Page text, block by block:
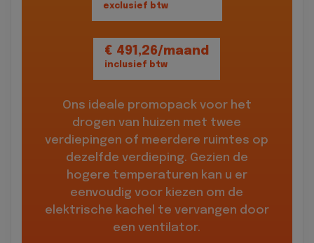
exclusief btw
€ 491,26/maand
inclusief btw
Ons ideale promopack voor het
drogen van huizen met twee
verdiepingen of meerdere ruimtes op
dezelfde verdieping. Gezien de
hogere temperaturen kan u er
eenvoudig voor kiezen om de
elektrische kachel te vervangen door
een ventilator.